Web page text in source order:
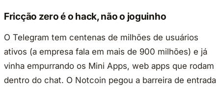
Fricção zero é o hack, não o joguinho
O Telegram tem centenas de milhões de usuários
ativos (a empresa fala em mais de 900 milhões) e já
vinha empurrando os Mini Apps, web apps que rodam
dentro do chat. O Notcoin pegou a barreira de entrada